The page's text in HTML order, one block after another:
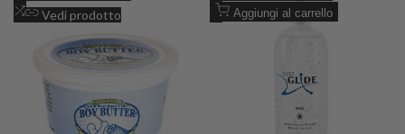
alla
desideri
Aggiungi
confronto
Vedi prodotto
alla
Aggiungi
Aggiungi al carrello